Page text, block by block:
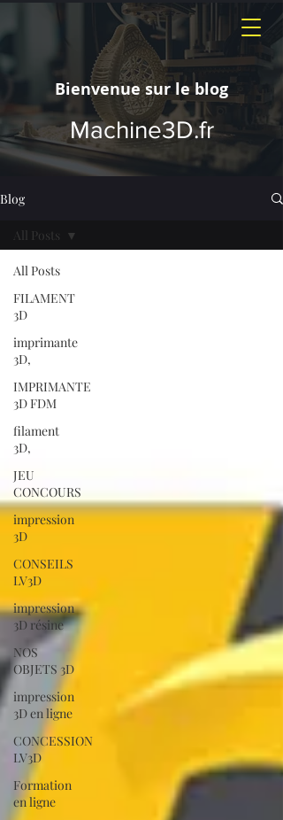
Bienvenue sur le blog
Machine3D.fr
Blog
All Posts
FILAMENT
3D
imprimante
3D,
IMPRIMANTE
3D FDM
filament
3D,
JEU
CONCOURS
impression
3D
CONSEILS
LV3D
impression
3D résine
NOS
OBJETS 3D
impression
3D en ligne
CONCESSION
LV3D
Formation
en ligne
All Posts